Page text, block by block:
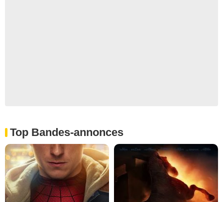
Top Bandes-annonces